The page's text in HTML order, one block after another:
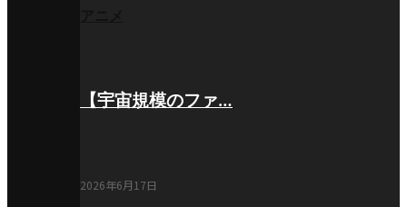
【宇宙規模のファ…
2026年6月17日